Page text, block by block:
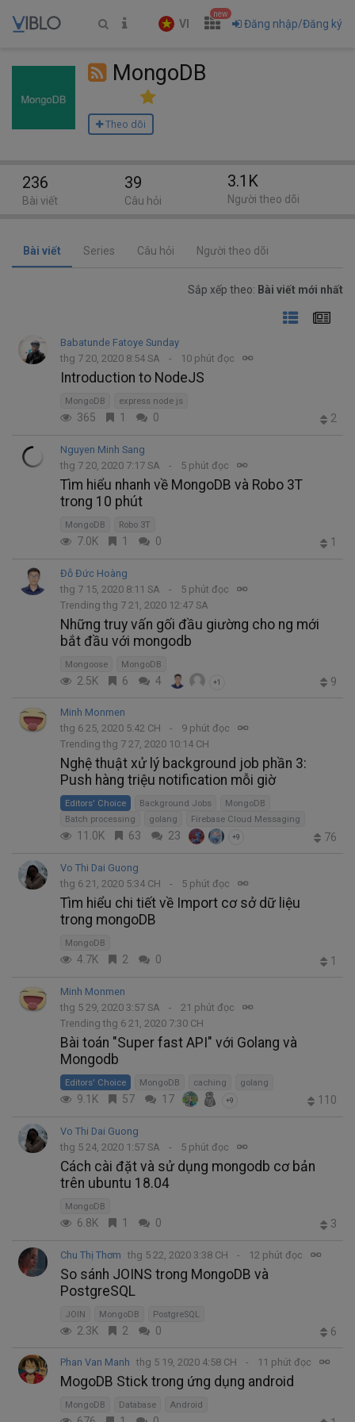
VI
new
Đăng nhập/Đăng ký
MongoDB
Theo dõi
Bài viết Series Câu hỏi Người theo dõi
Sắp xếp theo: Bài viết mới nhất
Babatunde Fatoye Sunday
thg 7 20, 2020 8:54 SA
10 phút đọc
Introduction to NodeJS
MongoDB express node js
365 1 0 2
Nguyen Minh Sang
thg 7 20, 2020 7:17 SA
5 phút đọc
Tìm hiểu nhanh về MongoDB và Robo 3T
trong 10 phút
MongoDB Robo 3T
7.0K 1 0 1
Đỗ Đức Hoàng
thg 7 15, 2020 8:11 SA
5 phút đọc
Trending thg 7 21, 2020 12:47 SA
Những truy vấn gối đầu giường cho ng mới
bắt đầu với mongodb
Mongoose MongoDB
2.5K 6 4 +1 9
Minh Monmen
thg 6 25, 2020 5:42 CH
9 phút đọc
Trending thg 7 27, 2020 10:14 CH
Nghệ thuật xử lý background job phần 3:
Push hàng triệu notification mỗi giờ
Editors' Choice Background Jobs
MongoDB
Batch processing
golang Firebase Cloud Messaging
11.0K 63 23 +9 76
Vo Thi Dai Guong
thg 6 21, 2020 5:34 CH
5 phút đọc
Tìm hiểu chi tiết về Import cơ sở dữ liệu
trong mongoDB
MongoDB
4.7K 2 0 1
Minh Monmen
thg 5 29, 2020 3:57 SA
21 phút đọc
Trending thg 6 21, 2020 7:30 CH
Bài toán "Super fast API" với Golang và
Mongodb
Editors' Choice MongoDB caching golang
9.1K 57 17 +9 110
Vo Thi Dai Guong
thg 5 24, 2020 1:57 SA
5 phút đọc
Cách cài đặt và sử dụng mongodb cơ bản
trên ubuntu 18.04
MongoDB
6.8K 1 0 3
Chu Thị Thơm thg 5 22, 2020 3:38 CH 12 phút đọc
So sánh JOINS trong MongoDB và
PostgreSQL
JOIN MongoDB PostgreSQL
2.3K 2 0 6
Phan Van Manh thg 5 19, 2020 4:58 CH 11 phút đọc
MogoDB Stick trong ứng dụng android
MongoDB Database Android
236
Bài viết
39
Câu hỏi
3.1K
Người theo dõi